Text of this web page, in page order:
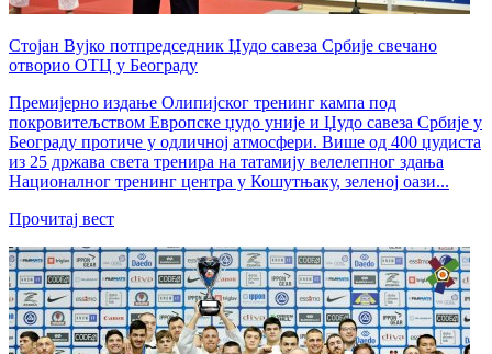
Стојан Вујко потпредседник Џудо савеза Србије свечано
отворио ОТЦ у Београду
Премијерно издање Олипијског тренинг кампа под
покровитељством Европске џудо уније и Џудо савеза Србије у
Београду протиче у одличној атмосфери. Више од 400 џудиста
из 25 држава света тренира на татамију велелепног здања
Националног тренинг центра у Кошутњаку, зеленој оази...
Прочитај вест